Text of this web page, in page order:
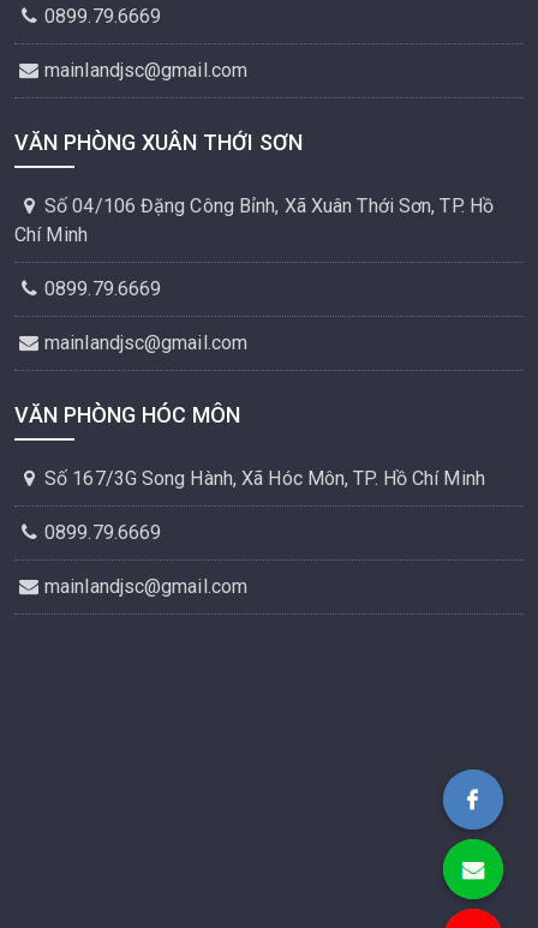
0899.79.6669
mainlandjsc@gmail.com
VĂN PHÒNG XUÂN THỚI SƠN
Số 04/106 Đặng Công Bỉnh, Xã Xuân Thới Sơn, TP. Hồ
Chí Minh
0899.79.6669
mainlandjsc@gmail.com
VĂN PHÒNG HÓC MÔN
Số 167/3G Song Hành, Xã Hóc Môn, TP. Hồ Chí Minh
0899.79.6669
mainlandjsc@gmail.com
Bất Động Sản